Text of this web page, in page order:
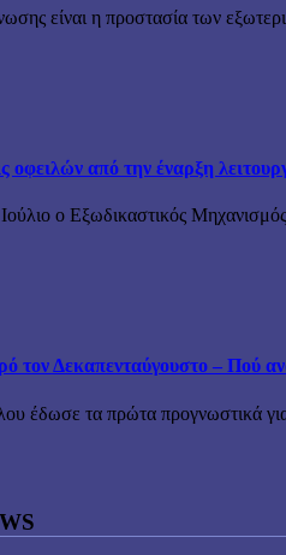
είναι η προστασία των
οφειλών από την έναρξη
ο Εξωδικαστικός
τον Δεκαπενταύγουστο – Πού
έδωσε τα πρώτα προγνωστικά